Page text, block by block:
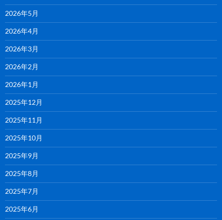
2026年5月
2026年4月
2026年3月
2026年2月
2026年1月
2025年12月
2025年11月
2025年10月
2025年9月
2025年8月
2025年7月
2025年6月